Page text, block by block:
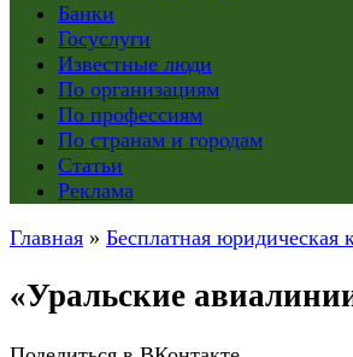
Банки
Госуслуги
Известные люди
По организациям
По профессиям
По странам и городам
Статьи
Реклама
Главная » Бесплатная юридическая
«Уральские